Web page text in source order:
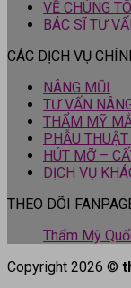
VỀ CHÚNG
BÁC SĨ TƯ
CÁC DỊCH VỤ
NÂNG MŨI
TƯ VẤN
THẨM MỸ
PHẪU
HÚT MỠ –
DỊCH VỤ
THEO DÕI
Thẩm Mỹ
Copyright 2026 ©